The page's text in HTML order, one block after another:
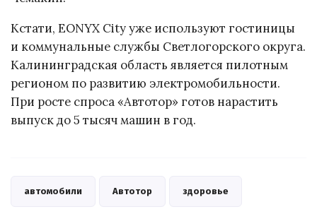
Кстати, EONYX City уже используют гостиницы
и коммунальные службы Светлогорского округа.
Калининградская область является пилотным
регионом по развитию электромобильности.
При росте спроса «Автотор» готов нарастить
выпуск до 5 тысяч машин в год.
автомобили Автотор здоровье